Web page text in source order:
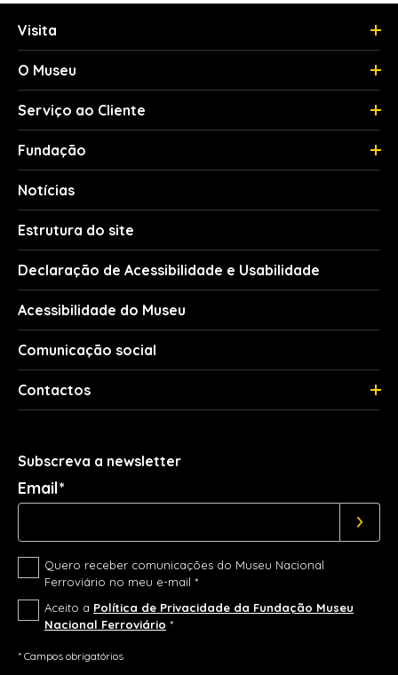
Visita
O Museu
Serviço ao Cliente
Fundação
Notícias
Estrutura do site
Declaração de Acessibilidade e Usabilidade
Acessibilidade do Museu
Comunicação social
Contactos
Subscreva a newsletter
Email*
Quero receber comunicações do Museu Nacional
Ferroviário no meu e-mail *
Aceito a Política de Privacidade da Fundação Museu
Nacional Ferroviário *
* Campos obrigatórios